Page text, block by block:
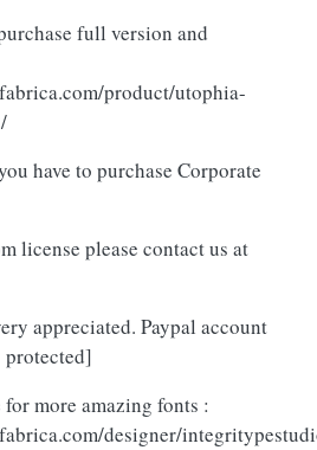
full version and
product/utophia-
have to purchase Corporate
license please contact us at
appreciated. Paypal account
more amazing fonts :
designer/